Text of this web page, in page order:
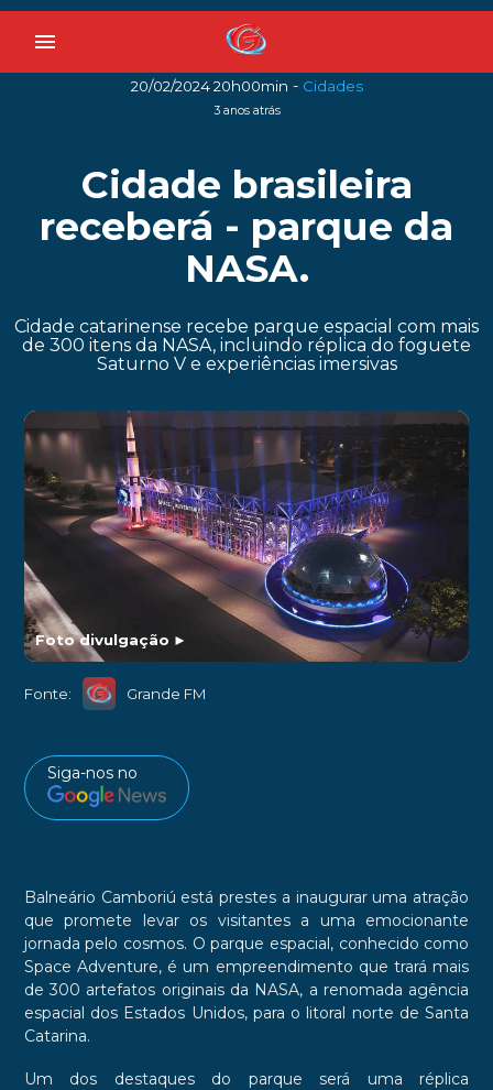
menu
20/02/2024 20h00min - Cidades
3 anos atrás
Cidade brasileira
receberá - parque da
NASA.
Cidade catarinense recebe parque espacial com mais
de 300 itens da NASA, incluindo réplica do foguete
Saturno V e experiências imersivas
Foto divulgação ►
Fonte: Grande FM
Siga-nos no
Balneário Camboriú está prestes a inaugurar uma atração
que promete levar os visitantes a uma emocionante
jornada pelo cosmos. O parque espacial, conhecido como
Space Adventure, é um empreendimento que trará mais
de 300 artefatos originais da NASA, a renomada agência
espacial dos Estados Unidos, para o litoral norte de Santa
Catarina.
Um dos destaques do parque será uma réplica